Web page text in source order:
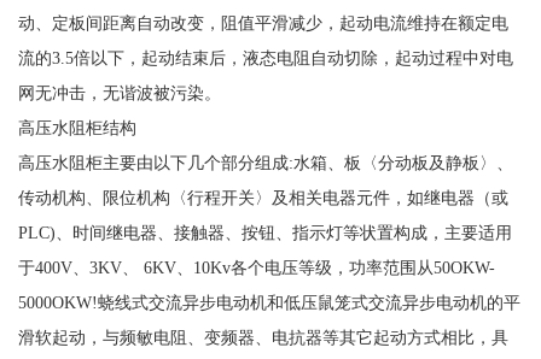
动、定板间距离自动改变，阻值平滑减少，起动电流维持在额定电
流的3.5倍以下，起动结束后，液态电阻自动切除，起动过程中对电
网无冲击，无谐波被污染。
高压水阻柜结构
高压水阻柜主要由以下几个部分组成:水箱、板〈分动板及静板〉、
传动机构、限位机构〈行程开关〉及相关电器元件，如继电器（或
PLC)、时间继电器、接触器、按钮、指示灯等状置构成，主要适用
于400V、3KV、 6KV、10Kv各个电压等级，功率范围从50OKW-
5000OKW!蛲线式交流异步电动机和低压鼠笼式交流异步电动机的平
滑软起动，与频敏电阻、变频器、电抗器等其它起动方式相比，具